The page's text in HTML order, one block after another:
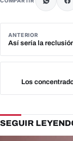
ANTERIOR
Así sería la
Los
SEGUIR